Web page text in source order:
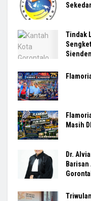
Tindak
Masih
Dr.